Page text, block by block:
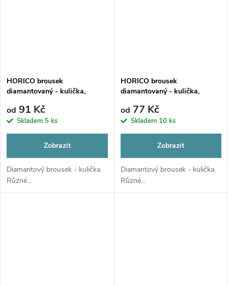
HORICO brousek
diamantovaný - kulička,
od 91 Kč
Skladem 5 ks
Zobrazit
Diamantový brousek - kulička.
Různé...
HORICO brousek
diamantovaný - kulička,
od 77 Kč
Skladem 10 ks
Zobrazit
Diamantový brousek - kulička.
Různé...